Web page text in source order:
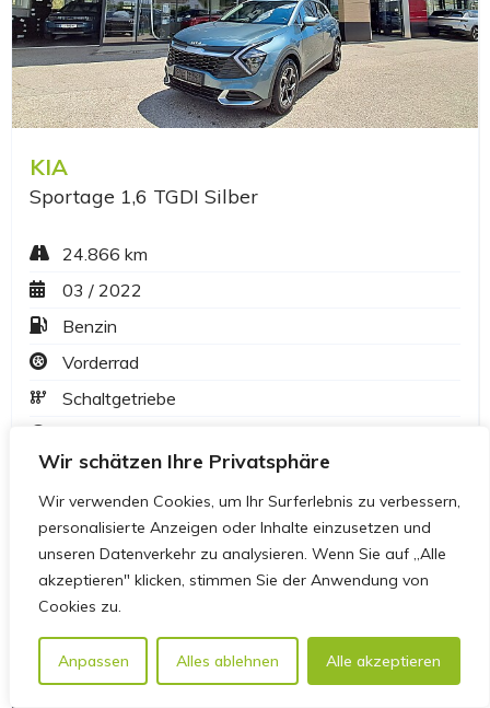
Wir schätzen Ihre Privatsphäre
Wir verwenden Cookies, um Ihr Surferlebnis zu verbessern,
personalisierte Anzeigen oder Inhalte einzusetzen und
unseren Datenverkehr zu analysieren. Wenn Sie auf „Alle
akzeptieren" klicken, stimmen Sie der Anwendung von
Cookies zu.
Anpassen Alles ablehnen Alle akzeptieren